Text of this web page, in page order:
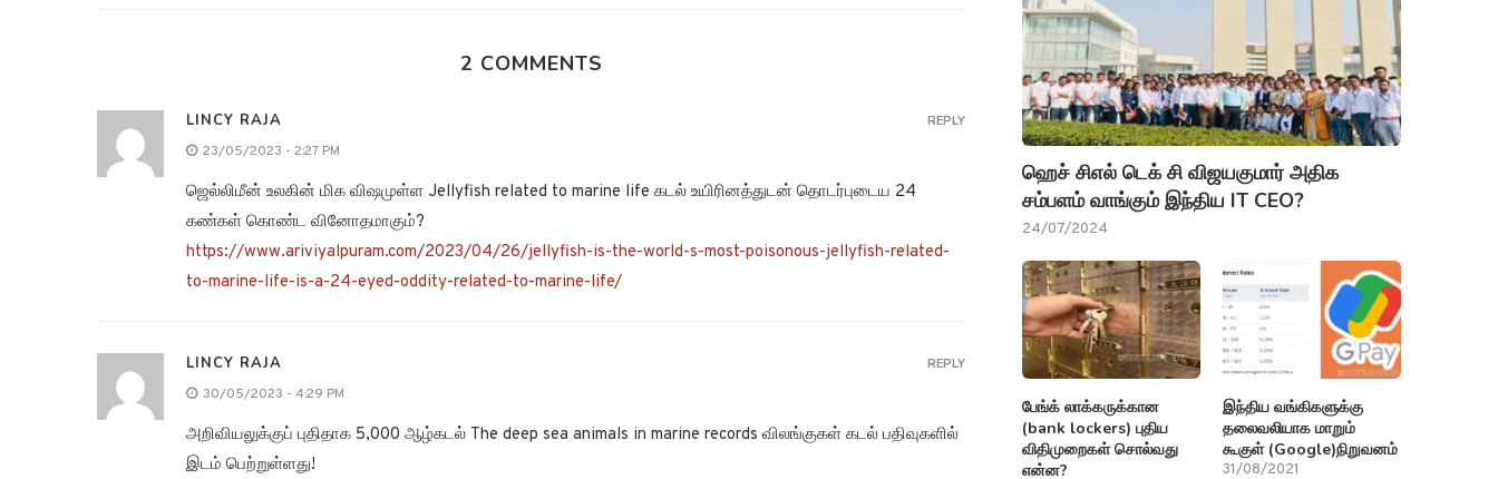
2 COMMENTS
LINCY RAJA
23/05/2023 - 2:27 PM
ஜெல்லிமீன் உலகின் மிக விஷமுள்ள Jellyfish related to marine life கடல் உயிரினத்துடன் தொடர்புடைய 24
கண்கள் கொண்ட வினோதமாகும்?
https://www.ariviyalpuram.com/2023/04/26/jellyfish-is-the-world-s-most-poisonous-jellyfish-related-
to-marine-life-is-a-24-eyed-oddity-related-to-marine-life/
REPLY
LINCY RAJA
30/05/2023 - 4:29 PM
அறிவியலுக்குப் புதிதாக 5,000 ஆழ்கடல் The deep sea animals in marine records விலங்குகள் கடல் பதிவுகளில்
இடம் பெற்றுள்ளது!
REPLY
ஹெச் சிஎல் டெக் சி விஜயகுமார் அதிக
சம்பளம் வாங்கும் இந்திய IT CEO?
24/07/2024
பேங்க் லாக்கருக்கான
(bank lockers) புதிய
விதிமுறைகள் சொல்வது
என்ன?
இந்திய வங்கிகளுக்கு
தலைவலியாக மாறும்
கூகுள் (Google)நிறுவனம்
31/08/2021